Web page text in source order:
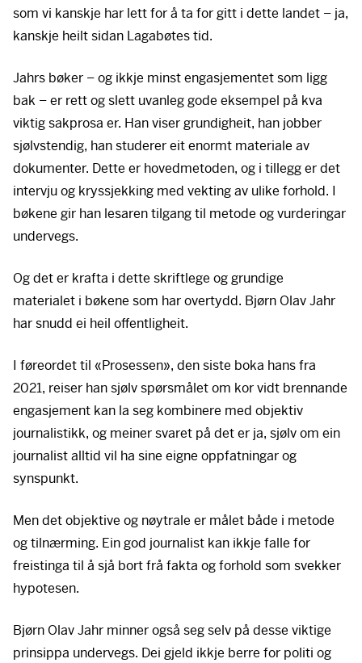
som vi kanskje har lett for å ta for gitt i dette landet – ja,
kanskje heilt sidan Lagabøtes tid.
Jahrs bøker – og ikkje minst engasjementet som ligg
bak – er rett og slett uvanleg gode eksempel på kva
viktig sakprosa er. Han viser grundigheit, han jobber
sjølvstendig, han studerer eit enormt materiale av
dokumenter. Dette er hovedmetoden, og i tillegg er det
intervju og kryssjekking med vekting av ulike forhold. I
bøkene gir han lesaren tilgang til metode og vurderingar
undervegs.
Og det er krafta i dette skriftlege og grundige
materialet i bøkene som har overtydd. Bjørn Olav Jahr
har snudd ei heil offentligheit.
I føreordet til «Prosessen», den siste boka hans fra
2021, reiser han sjølv spørsmålet om kor vidt brennande
engasjement kan la seg kombinere med objektiv
journalistikk, og meiner svaret på det er ja, sjølv om ein
journalist alltid vil ha sine eigne oppfatningar og
synspunkt.
Men det objektive og nøytrale er målet både i metode
og tilnærming. Ein god journalist kan ikkje falle for
freistinga til å sjå bort frå fakta og forhold som svekker
hypotesen.
Bjørn Olav Jahr minner også seg selv på desse viktige
prinsippa undervegs. Dei gjeld ikkje berre for politi og